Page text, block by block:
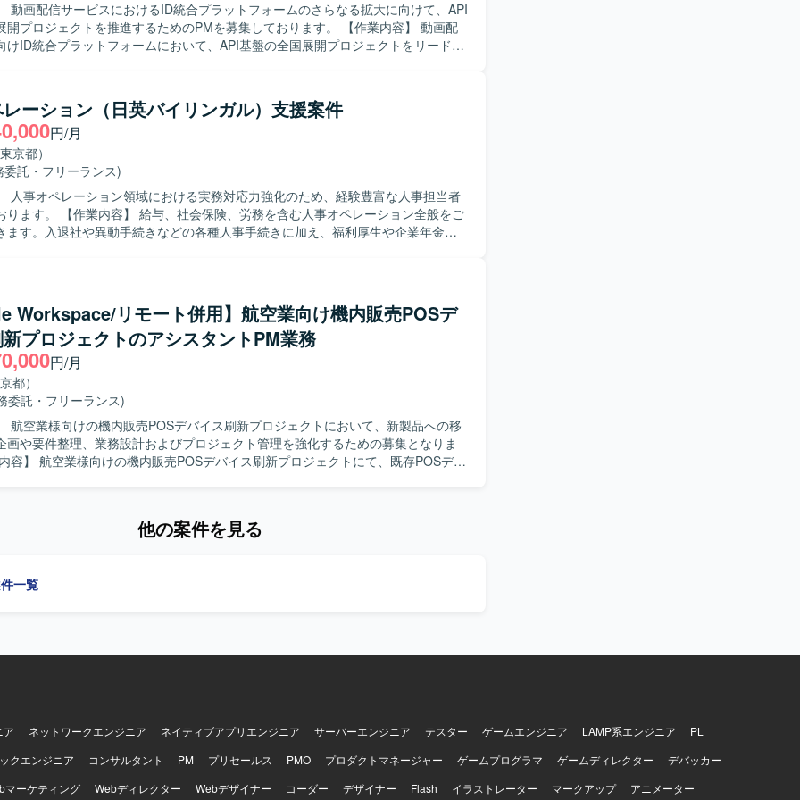
動画配信サービスにおけるID統合プラットフォームのさらなる拡大に向けて、API
ロジェクトを推進するためのPMを募集しております。 【作業内容】 動画配
けID統合プラットフォームにおいて、API基盤の全国展開プロジェクトをリードし
ンジニアとの技術的なブリッジ役として、課題整理や合意形成を行っていただき
をリードできる方を求めております。曖昧な仕様や未確定な要件に対しても、自
アリングを行い、主体的にプロジェクトを前進させられる方が望ましいです。新
心を持ち、モダンな技術スタックやビッグデータ開発に積極的に取り組める方に
ジションです。エンタメ領域のサービスに興味があり、テレビや動画配信コンテ
すと、より楽しんで業務に取り組んでいただけます。 【ポジションの魅力】
ィックを扱う動画配信サービスのID統合プラットフォームにおいて、API基盤の全
展開プロジェクトに上流から参画していただけます。インフラからアプリケーシ
、ALB）、Go（bone、echo）、Python、Node.js、Git、Ansible、
、NoSQL、Linux、Windowsといったモダンな技術スタックで開発を行ってお
ーション（日英バイリンガル）支援案件
円/月
京都）
委託・フリーランス)
人事オペレーション領域における実務対応力強化のため、経験豊富な人事担当者
務を含む人事オペレーション全般をご
ます。入退社や異動手続きなどの各種人事手続きに加え、福利厚生や企業年金に
早期にキャッチアップし、周囲と協調しながらも自ら課題を見つけ改善提案がで
事オペレーションとしては比較的高い報酬レ
あり、日英バイリンガルかつ外資系企業での経験を生かしていただけます。福利
金など制度面にも深く関わることで、人事領域の専門性をさらに高めていただけ
してご活躍いただけます。
Workspace/リモート併用】航空業向け機内販売POSデ
プロジェクトのアシスタントPM業務
円/月
都）
委託・フリーランス)
航空業様向けの機内販売POSデバイス刷新プロジェクトにおいて、新製品への移
画や要件整理、業務設計およびプロジェクト管理を強化するための募集となりま
料を作成いたします。 要件管理プロセスを策定し、要件一覧および詳細要件管理
トカード決済に関する業務・システムフローを作成いたします。 新POSデバイス
次で維持管理いたします。 IT進捗報告資料を作成し、ステークホルダーへ報告い
新プロジ
ロジェクトマネジメント計画書やWBSの作成、IT進捗報告資料の作成などを通じ
マネジメントスキルを高めていただけます。 【開発環境】 Google
他の案件を見る
一覧
ア ネットワークエンジニア ネイティブアプリエンジニア サーバーエンジニア テスター ゲームエンジニア LAMP系エンジニア
PL
クエンジニア
コンサルタント PM プリセールス PMO プロダクトマネージャー ゲームプログラマ ゲームディレクター
デバッカー
マーケティング
Webディレクター Webデザイナー コーダー デザイナー Flash イラストレーター マークアップ アニメーター